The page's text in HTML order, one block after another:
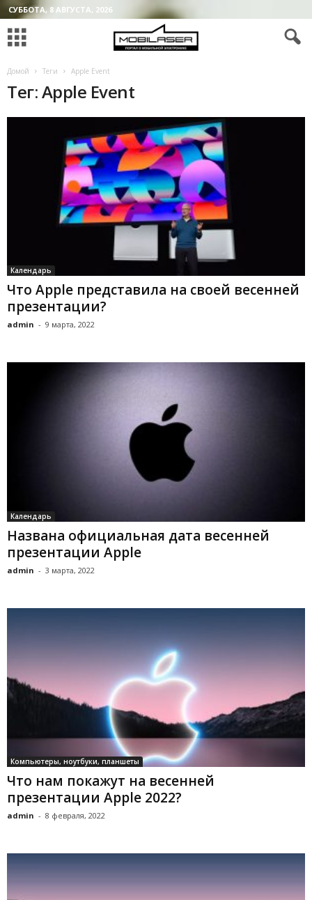
СУББОТА, 8 АВГУСТА, 2026
Домой Теги Apple Event
Тег: Apple Event
Календарь
Что Apple представила на своей весенней
презентации?
admin - 9 марта, 2022
Календарь
Названа официальная дата весенней
презентации Apple
admin - 3 марта, 2022
Компьютеры, ноутбуки, планшеты
Что нам покажут на весенней
презентации Apple 2022?
admin - 8 февраля, 2022